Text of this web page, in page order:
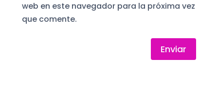
web en este navegador para la próxima vez
que comente.
Enviar